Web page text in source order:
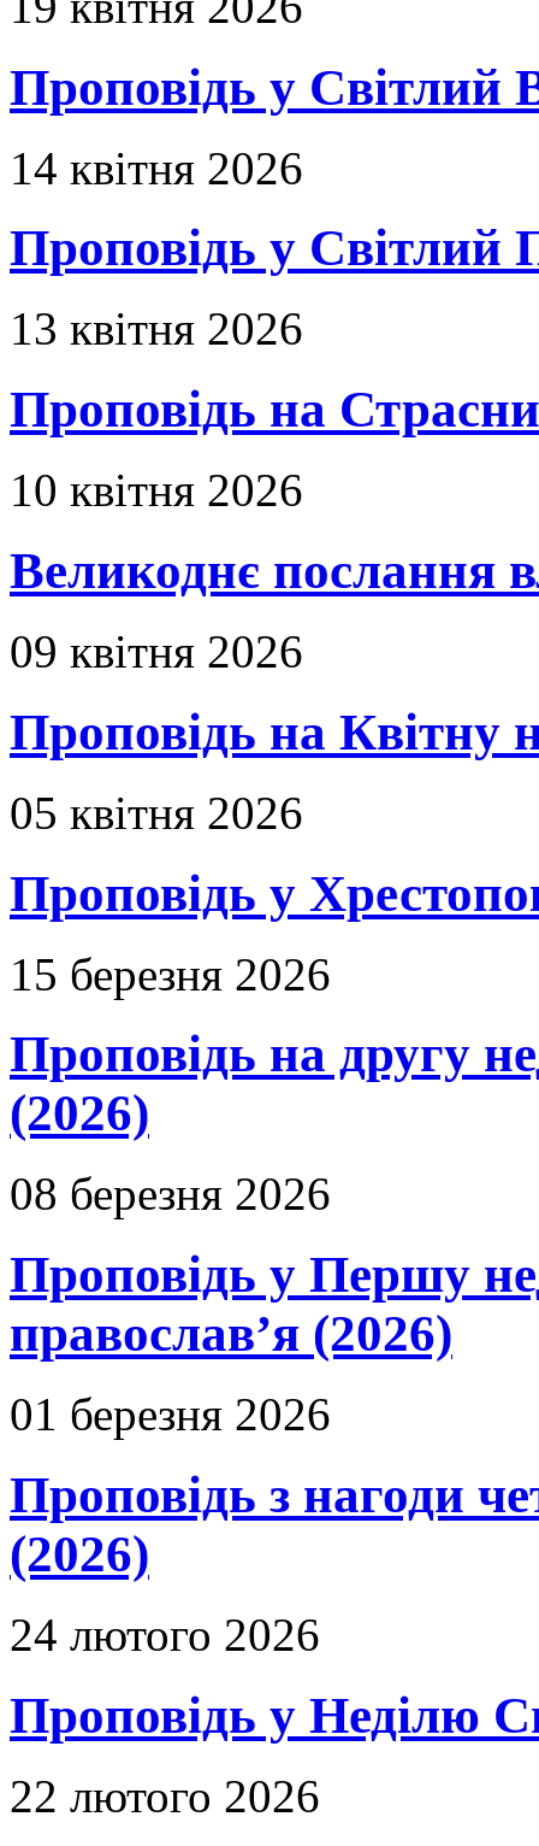
Проповідь у Світлий
14 квітня 2026
Проповідь у Світлий
13 квітня 2026
Проповідь на
10 квітня 2026
Великоднє послання
09 квітня 2026
Проповідь на Квітну
05 квітня 2026
Проповідь у
15 березня 2026
Проповідь на другу
(2026)
08 березня 2026
Проповідь у Першу
православ’я (2026)
01 березня 2026
Проповідь з нагоди
(2026)
24 лютого 2026
Проповідь у Неділю
22 лютого 2026